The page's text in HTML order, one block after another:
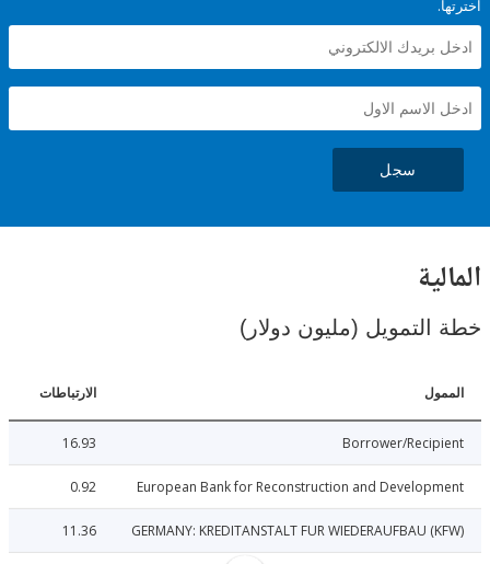
(مليون دولار)
الارتباطات
Borrower/
European Bank for Reconstruction and
0.92
GERMANY: KREDITANSTALT FUR WIEDERAUFBAU
11.36